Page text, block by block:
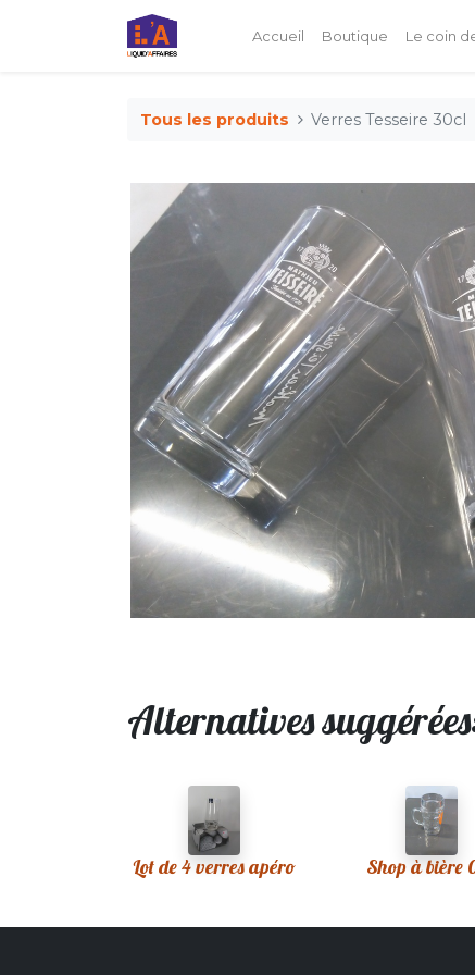
Accueil Boutique Le coin
Tous les produits Verres Tesseire 30cl
Alternatives
Lot de 4 verres apéro Shop à bière